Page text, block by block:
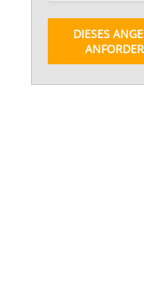
DIESES